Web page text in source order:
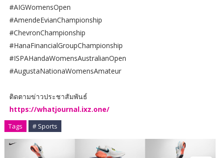
#AIGWomensOpen
#AmendeEvianChampionship
#ChevronChampionship
#HanaFinancialGroupChampionship
#ISPAHandaWomensAustralianOpen
#AugustaNationaWomensAmateur
ติดตามข่าวประชาสัมพันธ์
https://whatjournal.ixz.one/
Tags # Sports